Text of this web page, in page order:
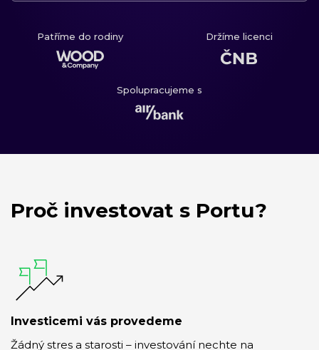
Patříme do rodiny Držíme licenci
Spolupracujeme s
Proč investovat s Portu?
Investicemi vás provedeme
Žádný stres a starosti – investování nechte na